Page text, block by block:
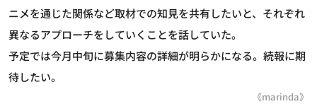
ニメを通じた関係など取材での知見を共有したいと、それぞれ
異なるアプローチをしていくことを話していた。
予定では今月中旬に募集内容の詳細が明らかになる。続報に期
待したい。
《marinda》